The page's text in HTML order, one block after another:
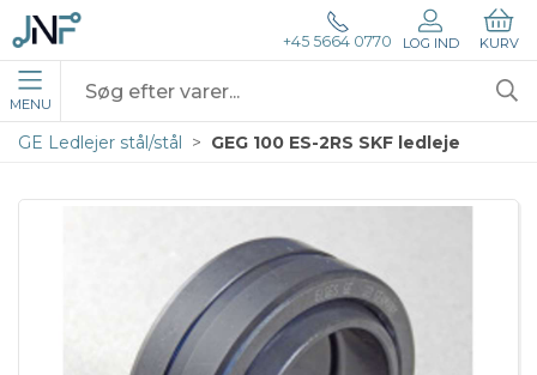
+45 5664 0770 LOG IND KURV
MENU
GE Ledlejer stål/stål GEG 100 ES-2RS SKF ledleje